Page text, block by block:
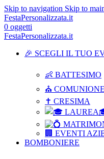
Skip to navigation Skip to
FestaPersonalizzata.it
0 oggetti
FestaPersonalizzata.it
🎉 SCEGLI IL TUO
👶 BATTESIMO
⛪ COMUNIONE
✝ CRESIMA
🏢 EVENTI
BOMBONIERE